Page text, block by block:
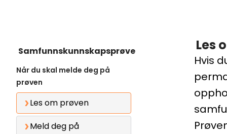
Les
Hvis
Samfunnskunnskapsprøve
Når du skal melde deg på
prøven
Les om prøven
Meld deg på